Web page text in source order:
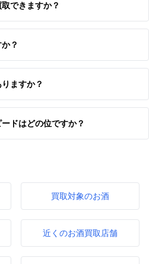
できますか？
？
ますか？
ドはどの位ですか？
買取対象のお酒
近くのお酒買取店舗